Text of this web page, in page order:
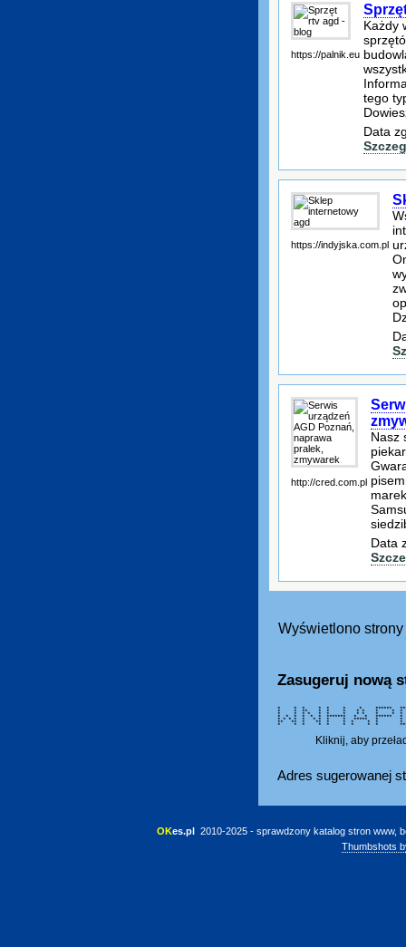
https://palnik.eu
Każdy
tego
Data
https://indyjska.com.pl
http://cred.com.pl
Nasz
Data
Wyświetlono
Zasugeruj nową
* * * * * * * ******
* * ** * * * * * * *
* * * * * * * * * *
* * * * * * ******* * *
* * * * * * * * * ***** *
** ** * ** * * * * *
* * * * * * * * *
Kliknij, aby
Adres sugerowanej
OKes.pl 2010-2025 - sprawdzony katalog stron www,
Thumbshots